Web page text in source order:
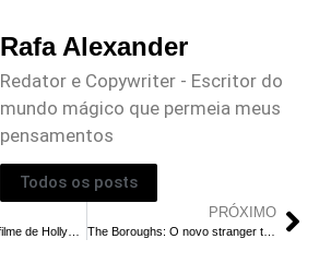
Rafa Alexander
Redator e Copywriter - Escritor do
mundo mágico que permeia meus
pensamentos
Todos os posts
Hello Kitty vai virar filme de Hollywood: o que já se sabe
PRÓXIMO
The Boroughs: O novo stranger things da terceira idade